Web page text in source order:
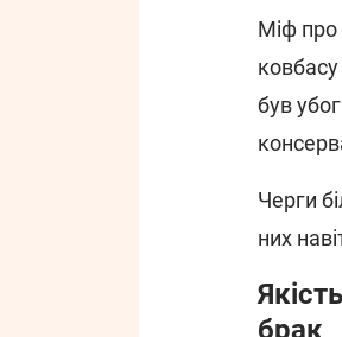
Міф про
був
Черги
них
брак